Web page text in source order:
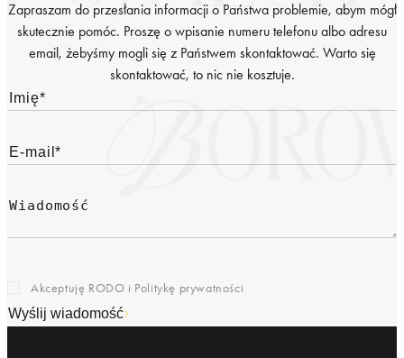
Zapraszam do przesłania informacji o Państwa problemie, abym mógł
skutecznie pomóc. Proszę o wpisanie numeru telefonu albo adresu
email, żebyśmy mogli się z Państwem skontaktować. Warto się
skontaktować, to nic nie kosztuje.
Akceptuję RODO i Politykę prywatności
Wyślij wiadomość